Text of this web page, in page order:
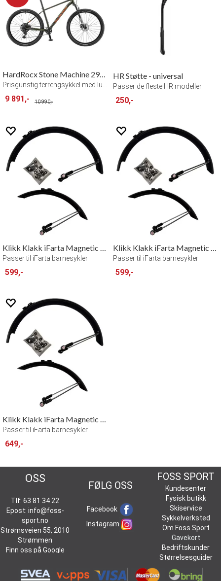
HardRocx Stone Machine 29R Air
9 891,- 10 990,-
HR Støtte - universal
Passer de fleste HR modeller
250,-
Passer til iFarta barnesykler
599,-
Passer til iFarta barnesykler
599,-
Klikk Klakk iFarta Magnetic Fenders 24"
Passer til iFarta barnesykler
649,-
OSS
Tlf: 63 81 34 22
Epost: info@foss-
sport.no
Strømsveien 55, 2010
Strømmen
Finn oss på Google
FØLG OSS
Facebook
Instagram
FOSS SPORT
Kundesenter
Fysisk butikk
Skiservice
Sykkelverksted
Om Foss Sport
Gavekort
Bedriftskunder
Størrelsesguider